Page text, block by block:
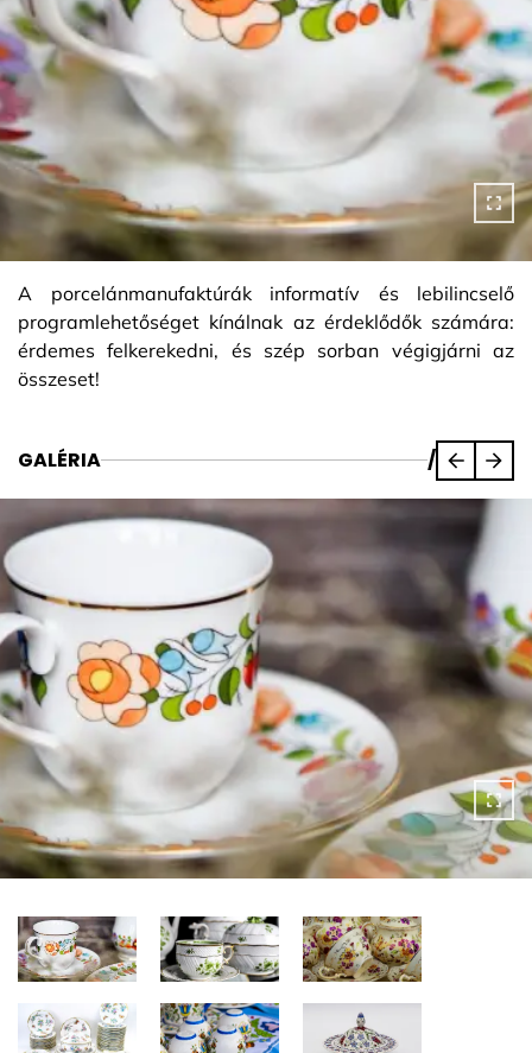
A porcelánmanufaktúrák informatív és lebilincselő
programlehetőséget kínálnak az érdeklődők számára:
érdemes felkerekedni, és szép sorban végigjárni az
összeset!
GALÉRIA /